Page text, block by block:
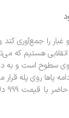
است و به